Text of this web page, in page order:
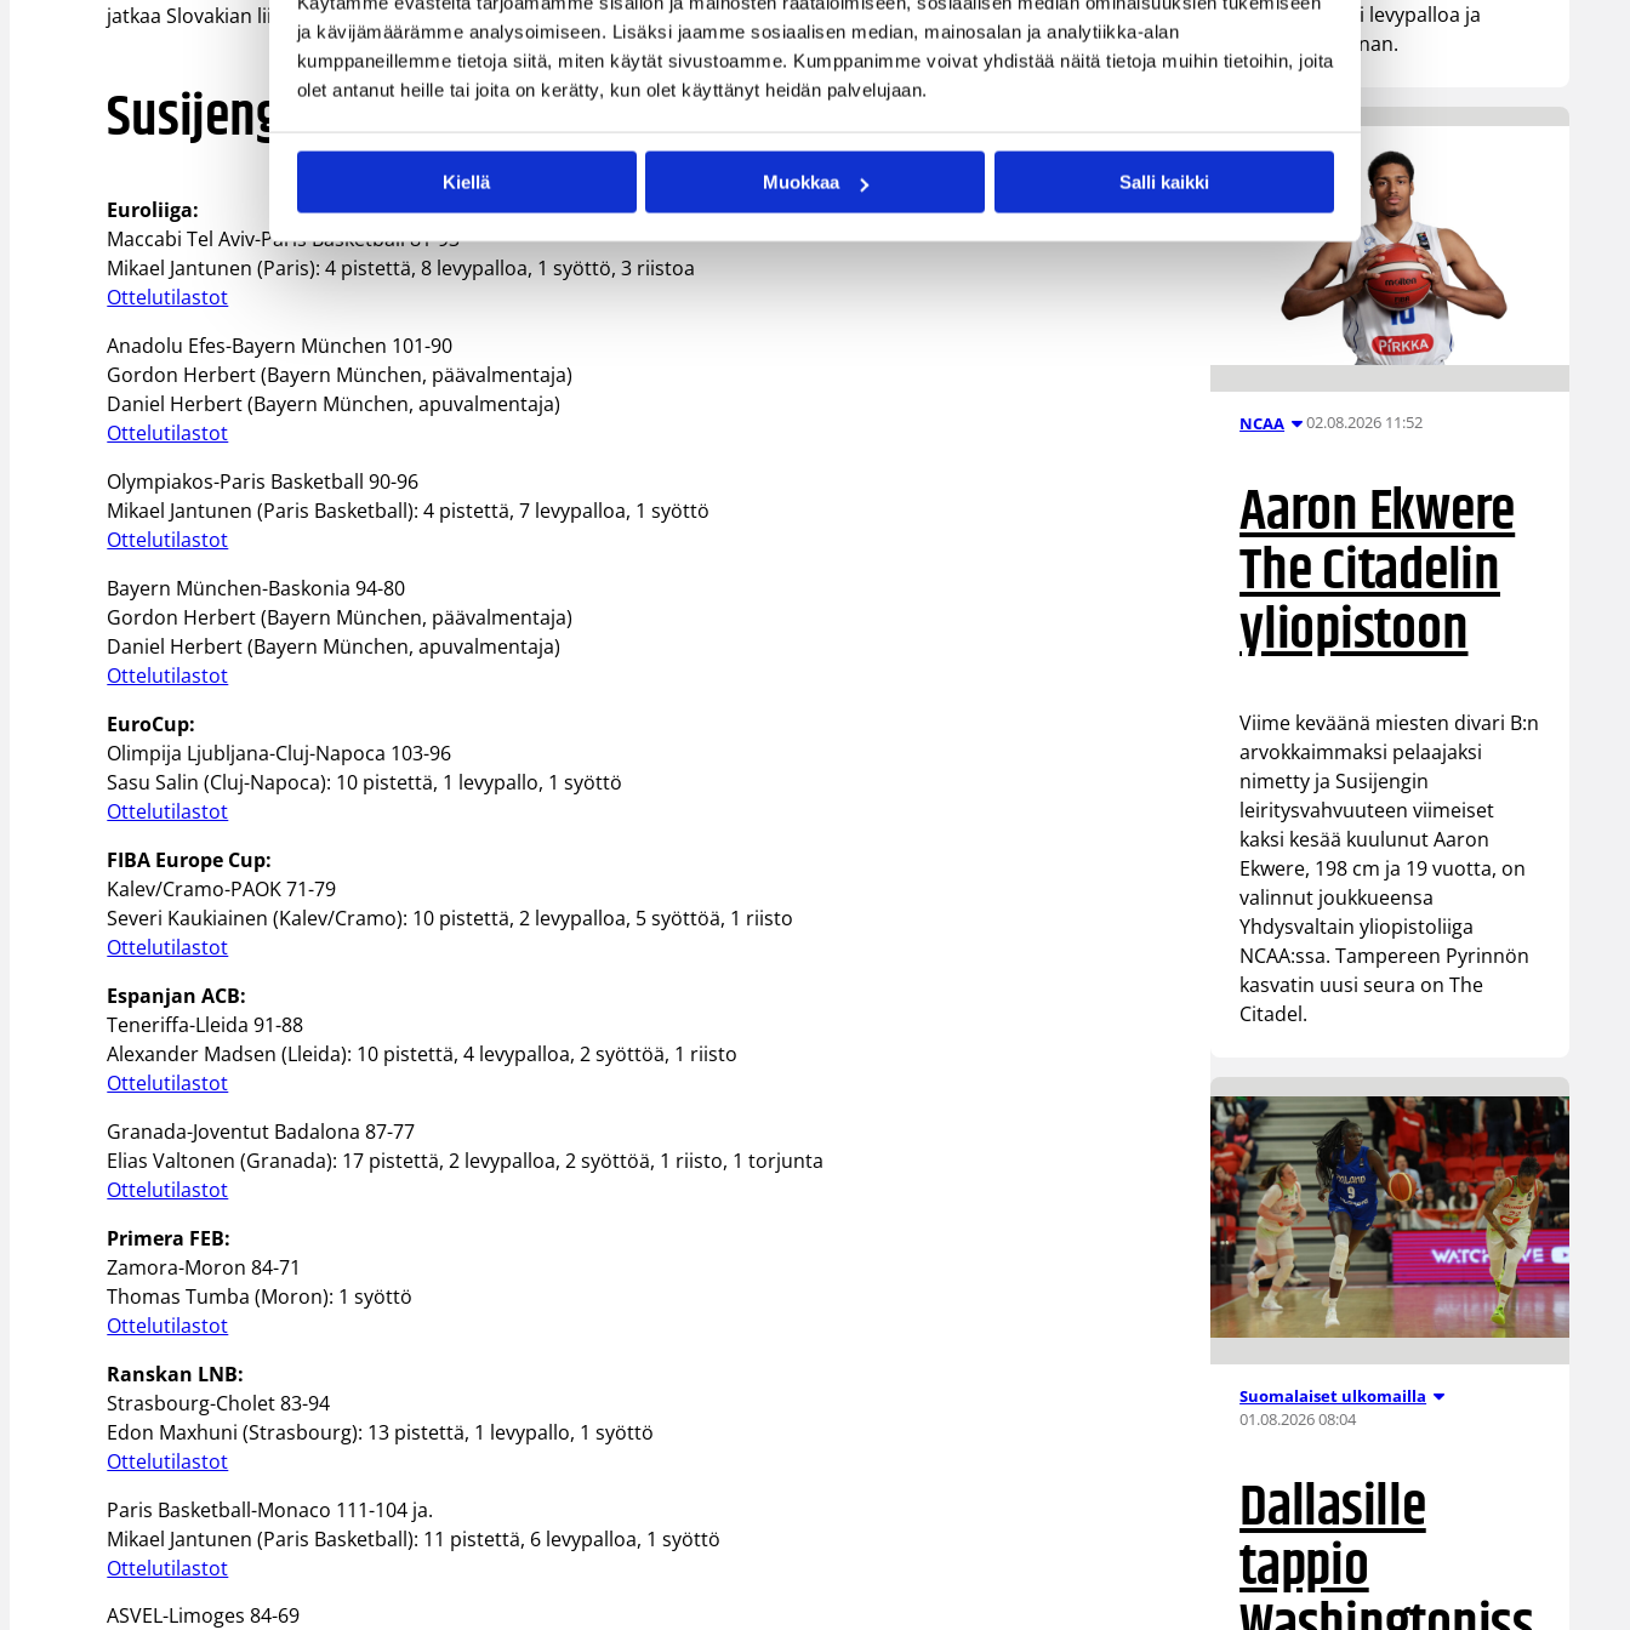
ja kävijämäärämme analysoimiseen. Lisäksi jaamme sosiaalisen median, mainosalan ja analytiikka-alan
kumppaneillemme tietoja siitä, miten käytät sivustoamme. Kumppanimme voivat yhdistää näitä tietoja muihin tietoihin, joita
olet antanut heille tai joita on kerätty, kun olet käyttänyt heidän palvelujaan.
Kiellä Muokkaa Salli kaikki
jatkaa Slovakian liigan kärkipaikalla.
Susijengin pelaajat viime viikolla:
Euroliiga:
Maccabi Tel Aviv-Paris Basketball 81-93
Mikael Jantunen (Paris): 4 pistettä, 8 levypalloa, 1 syöttö, 3 riistoa
Ottelutilastot
Anadolu Efes-Bayern München 101-90
Gordon Herbert (Bayern München, päävalmentaja)
Daniel Herbert (Bayern München, apuvalmentaja)
Ottelutilastot
Olympiakos-Paris Basketball 90-96
Mikael Jantunen (Paris Basketball): 4 pistettä, 7 levypalloa, 1 syöttö
Ottelutilastot
Bayern München-Baskonia 94-80
Gordon Herbert (Bayern München, päävalmentaja)
Daniel Herbert (Bayern München, apuvalmentaja)
Ottelutilastot
EuroCup:
Olimpija Ljubljana-Cluj-Napoca 103-96
Sasu Salin (Cluj-Napoca): 10 pistettä, 1 levypallo, 1 syöttö
Ottelutilastot
FIBA Europe Cup:
Kalev/Cramo-PAOK 71-79
Severi Kaukiainen (Kalev/Cramo): 10 pistettä, 2 levypalloa, 5 syöttöä, 1 riisto
Ottelutilastot
Espanjan ACB:
Teneriffa-Lleida 91-88
Alexander Madsen (Lleida): 10 pistettä, 4 levypalloa, 2 syöttöä, 1 riisto
Ottelutilastot
Granada-Joventut Badalona 87-77
Elias Valtonen (Granada): 17 pistettä, 2 levypalloa, 2 syöttöä, 1 riisto, 1 torjunta
Ottelutilastot
Primera FEB:
Zamora-Moron 84-71
Thomas Tumba (Moron): 1 syöttö
Ottelutilastot
Ranskan LNB:
Strasbourg-Cholet 83-94
Edon Maxhuni (Strasbourg): 13 pistettä, 1 levypallo, 1 syöttö
Ottelutilastot
Paris Basketball-Monaco 111-104 ja.
Mikael Jantunen (Paris Basketball): 11 pistettä, 6 levypalloa, 1 syöttö
Ottelutilastot
ASVEL-Limoges 84-69
pistettä, kaksi levypalloa ja
yhden torjunnan.
NCAA 02.08.2026 11:52
Aaron Ekwere
The Citadelin
yliopistoon
Viime keväänä miesten divari B:n
arvokkaimmaksi pelaajaksi
nimetty ja Susijengin
leiritysvahvuuteen viimeiset
kaksi kesää kuulunut Aaron
Ekwere, 198 cm ja 19 vuotta, on
valinnut joukkueensa
Yhdysvaltain yliopistoliiga
NCAA:ssa. Tampereen Pyrinnön
kasvatin uusi seura on The
Citadel.
Suomalaiset ulkomailla
01.08.2026 08:04
Dallasille
tappio